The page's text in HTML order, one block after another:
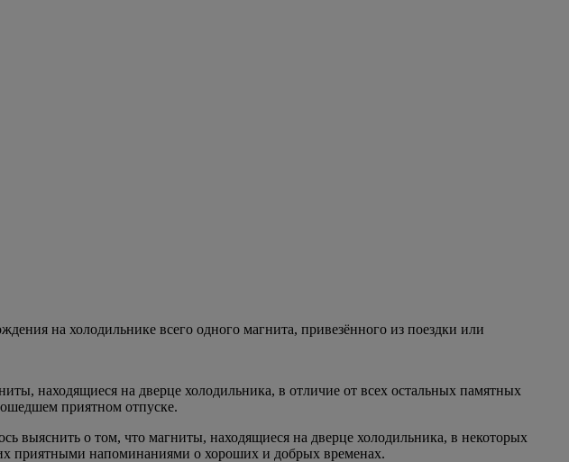
на холодильнике всего одного магнита, привезённого из поездки или
находящиеся на дверце холодильника, в отличие от всех остальных памятных
приятном отпуске.
выяснить о том, что магниты, находящиеся на дверце холодильника, в некоторых
приятными напоминаниями о хороших и добрых временах.